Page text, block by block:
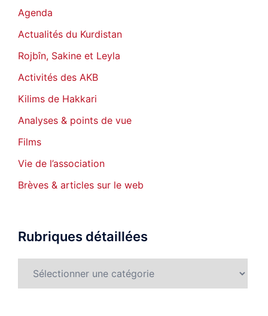
Agenda
Actualités du Kurdistan
Rojbîn, Sakine et Leyla
Activités des AKB
Kilims de Hakkari
Analyses & points de vue
Films
Vie de l’association
Brèves & articles sur le web
Rubriques détaillées